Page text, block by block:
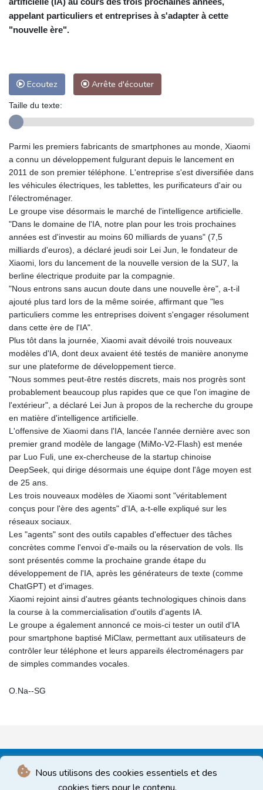
Nous utilisons des cookies essentiels et des
appelant particuliers et entreprises à s'adapter à cette
"nouvelle ère".
Ecoutez Arrête d'écouter
Taille du texte:
Parmi les premiers fabricants de smartphones au monde, Xiaomi
a connu un développement fulgurant depuis le lancement en
2011 de son premier téléphone. L'entreprise s'est diversifiée dans
les véhicules électriques, les tablettes, les purificateurs d'air ou
l'électroménager.
Le groupe vise désormais le marché de l'intelligence artificielle.
"Dans le domaine de l'IA, notre plan pour les trois prochaines
années est d'investir au moins 60 milliards de yuans" (7,5
milliards d'euros), a déclaré jeudi soir Lei Jun, le fondateur de
Xiaomi, lors du lancement de la nouvelle version de la SU7, la
berline électrique produite par la compagnie.
"Nous entrons sans aucun doute dans une nouvelle ère", a-t-il
ajouté plus tard lors de la même soirée, affirmant que "les
particuliers comme les entreprises doivent s'engager résolument
dans cette ère de l'IA".
Plus tôt dans la journée, Xiaomi avait dévoilé trois nouveaux
modèles d'IA, dont deux avaient été testés de manière anonyme
sur une plateforme de développement tierce.
"Nous sommes peut-être restés discrets, mais nos progrès sont
probablement beaucoup plus rapides que ce que l'on imagine de
l'extérieur", a déclaré Lei Jun à propos de la recherche du groupe
en matière d'intelligence artificielle.
L'offensive de Xiaomi dans l'IA, lancée l'année dernière avec son
premier grand modèle de langage (MiMo-V2-Flash) est menée
par Luo Fuli, une ex-chercheuse de la startup chinoise
DeepSeek, qui dirige désormais une équipe dont l'âge moyen est
de 25 ans.
Les trois nouveaux modèles de Xiaomi sont "véritablement
conçus pour l'ère des agents" d'IA, a-t-elle expliqué sur les
réseaux sociaux.
Les "agents" sont des outils capables d'effectuer des tâches
concrètes comme l'envoi d'e-mails ou la réservation de vols. Ils
sont présentés comme la prochaine grande étape du
développement de l'IA, après les générateurs de texte (comme
ChatGPT) et d'images.
Xiaomi rejoint ainsi d'autres géants technologiques chinois dans
la course à la commercialisation d'outils d'agents IA.
Le groupe a également annoncé ce mois-ci tester un outil d'IA
pour smartphone baptisé MiClaw, permettant aux utilisateurs de
contrôler leur téléphone et leurs appareils électroménagers par
de simples commandes vocales.
O.Na--SG